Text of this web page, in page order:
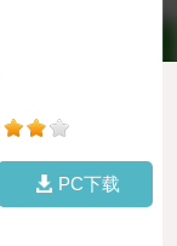
PC下载